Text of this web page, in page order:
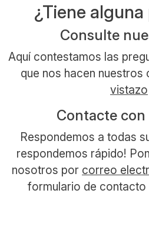
¿Tiene
Consulte
Aquí contestamos las
que nos hacen nuestros
vistazo
Contacte
Respondemos a todas
respondemos rápido!
nosotros por correo
formulario de contacto